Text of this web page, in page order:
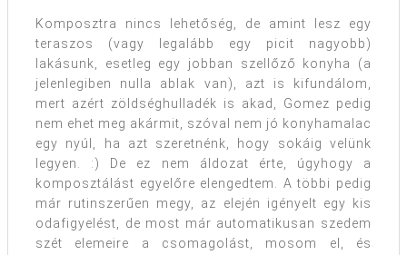
Komposztra nincs lehetőség, de amint lesz egy
teraszos (vagy legalább egy picit nagyobb)
lakásunk, esetleg egy jobban szellőző konyha (a
jelenlegiben nulla ablak van), azt is kifundálom,
mert azért zöldséghulladék is akad, Gomez pedig
nem ehet meg akármit, szóval nem jó konyhamalac
egy nyúl, ha azt szeretnénk, hogy sokáig velünk
legyen. :) De ez nem áldozat érte, úgyhogy a
komposztálást egyelőre elengedtem. A többi pedig
már rutinszerűen megy, az elején igényelt egy kis
odafigyelést, de most már automatikusan szedem
szét elemeire a csomagolást, mosom el, és